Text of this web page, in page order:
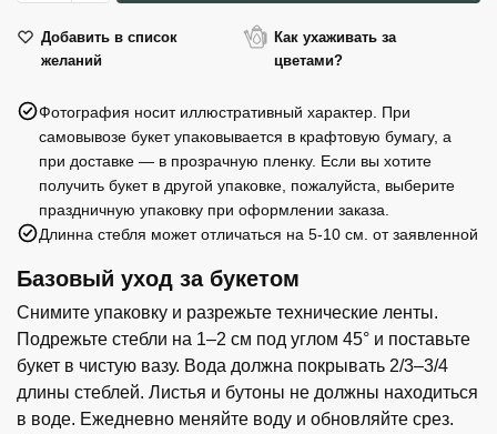
101
желтая
Добавить в список
желаний
Как ухаживать за
цветами?
Фотография носит иллюстративный характер. При
самовывозе букет упаковывается в крафтовую бумагу, а
при доставке — в прозрачную пленку. Если вы хотите
получить букет в другой упаковке, пожалуйста, выберите
праздничную упаковку при оформлении заказа.
Длинна стебля может отличаться на 5-10 см. от заявленной
Базовый уход за букетом
Снимите упаковку и разрежьте технические ленты.
Подрежьте стебли на 1–2 см под углом 45° и поставьте
букет в чистую вазу. Вода должна покрывать 2/3–3/4
длины стеблей. Листья и бутоны не должны находиться
в воде. Ежедневно меняйте воду и обновляйте срез.